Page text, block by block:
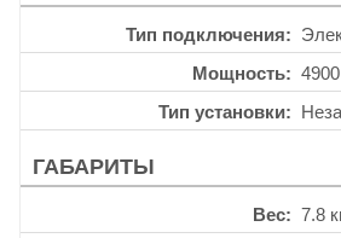
Тип подключения
Мощность
Тип установки
ГАБАРИТЫ
Вес
7.8